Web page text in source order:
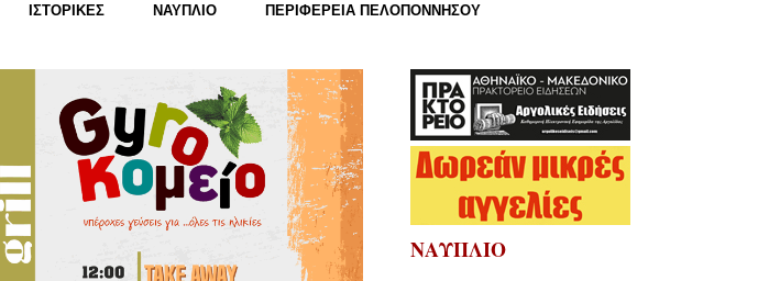
ΙΣΤΟΡΙΚΕΣ ΝΑΥΠΛΙΟ ΠΕΡΙΦΕΡΕΙΑ ΠΕΛΟΠΟΝΝΗΣΟΥ
ΝΑΥΠΛΙΟ